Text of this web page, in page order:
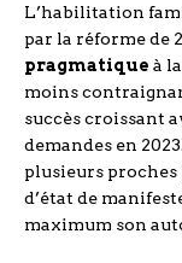
L’habilitation
par la réforme de
pragmatique à
moins
succès croissant
demandes en
plusieurs
d’état de
maximum son